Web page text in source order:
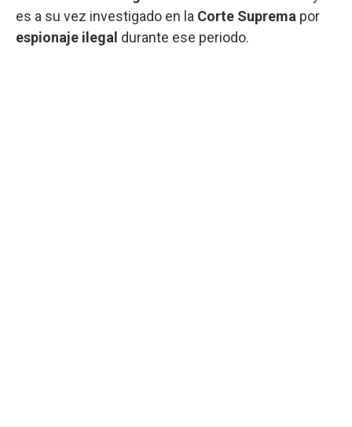
es a su vez investigado en la Corte Suprema por
espionaje ilegal durante ese periodo.